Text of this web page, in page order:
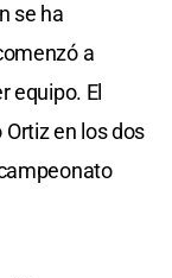
se ha
a
equipo. El
en los dos